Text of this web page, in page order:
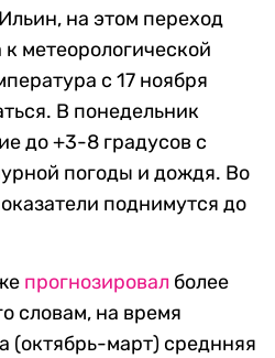
на этом переход
метеорологической
с 17 ноября
В понедельник
до +3-8 градусов с
погоды и дождя. Во
поднимутся до
прогнозировал более
словам, на время
(октябрь-март) среднняя